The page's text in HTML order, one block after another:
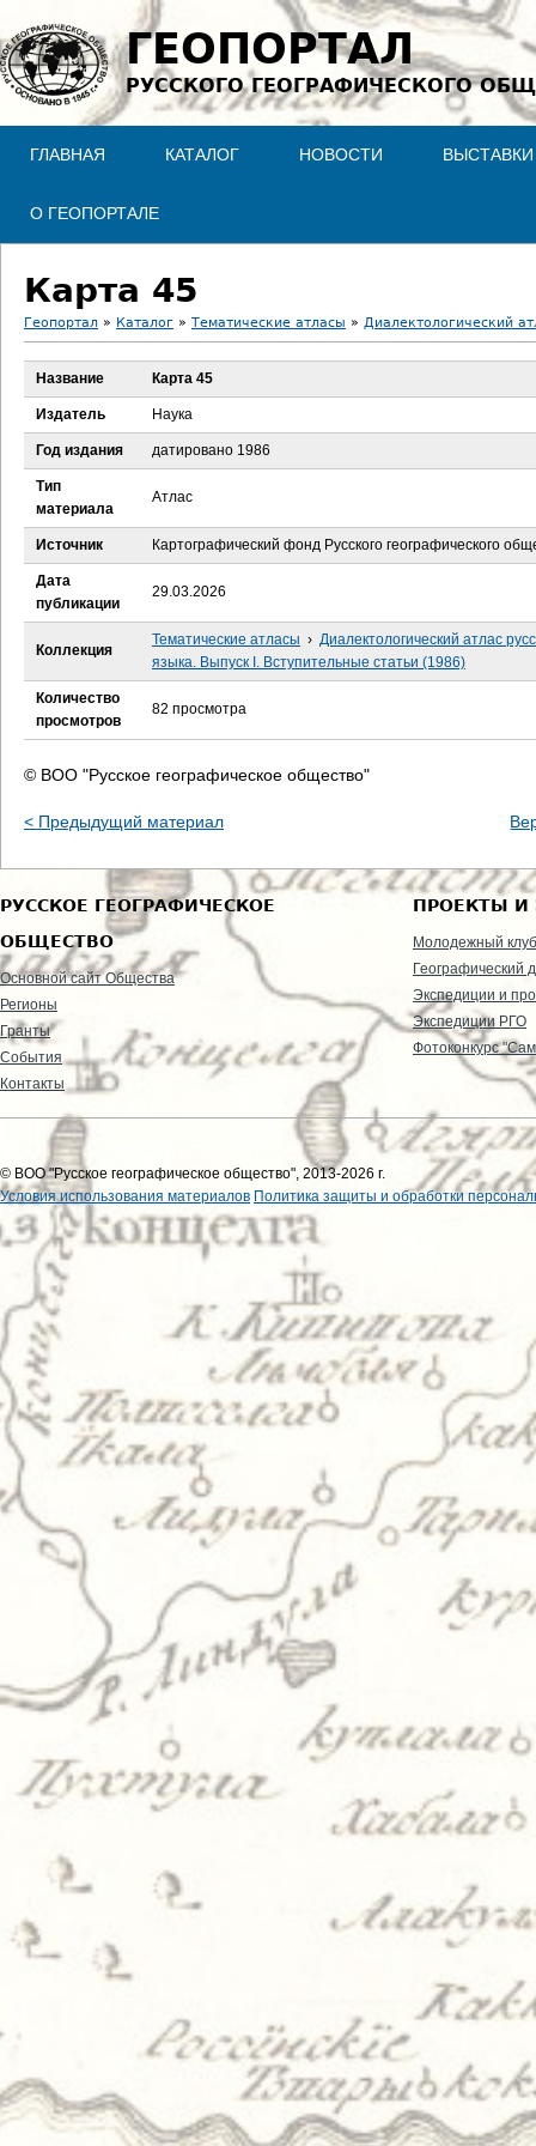
Jump to navigation
ГЕОПОРТАЛ
РУССКОГО ГЕОГРАФИЧЕСКОГО
ГЛАВНАЯ КАТАЛОГ НОВОСТИ ВЫСТАВКИ
О ГЕОПОРТАЛЕ
Карта 45
В
ы
д
е
с
ь
Геопортал » Каталог » Тематические атласы » Диалектологический
Название Карта 45
Издатель Наука
Год издания датировано 1986
Тип
материала
Атлас
Источник Картографический фонд Русского географического
Дата
публикации
29.03.2026
Коллекция
Тематические атласы › Диалектологический атлас
языка. Выпуск I. Вступительные статьи (1986)
Количество
просмотров
82 просмотра
© ВОО "Русское географическое общество"
< Предыдущий материал
РУССКОЕ ГЕОГРАФИЧЕСКОЕ
ОБЩЕСТВО
Основной сайт Общества
Регионы
Гранты
События
Контакты
ПРОЕКТЫ И
Молодежный клуб
Географический
Экспедиции и
Экспедиции РГО
Фотоконкурс
© ВОО "Русское географическое общество", 2013-2026 г.
Условия использования материалов Политика защиты и обработки